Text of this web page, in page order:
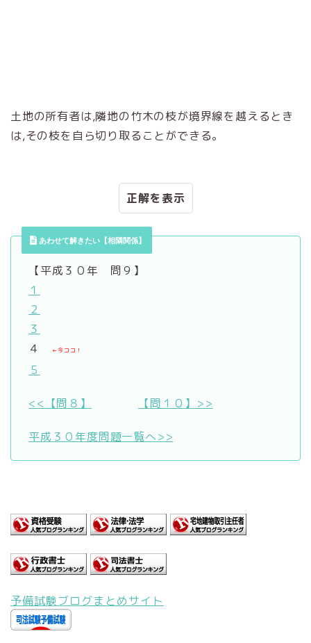
土地の所有者は,隣地の竹木の枝が境界線を越えるとき
は,その枝を自ら切り取ることができる。
正解
あわせて解きたい【相隣関係】
【平成３０年 問９】
１
２
３
４
←今ココ！
５
<<【問８】 【問１０】>>
平成３０年度問題一覧へ>>
予備試験ブログまとめサイト